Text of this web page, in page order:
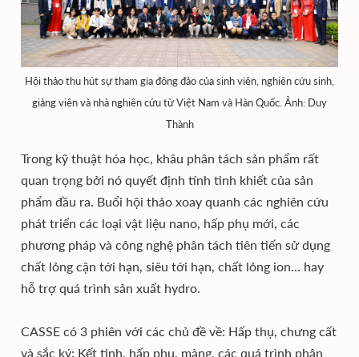
Hội thảo thu hút sự tham gia đông đảo của sinh viên, nghiên cứu sinh,
giảng viên và nhà nghiên cứu từ Việt Nam và Hàn Quốc. Ảnh: Duy
Thành
Trong kỹ thuật hóa học, khâu phân tách sản phẩm rất
quan trọng bởi nó quyết định tính tinh khiết của sản
phẩm đầu ra. Buổi hội thảo xoay quanh các nghiên cứu
phát triển các loại vật liệu nano, hấp phụ mới, các
phương pháp và công nghệ phân tách tiên tiến sử dụng
chất lỏng cận tới hạn, siêu tới hạn, chất lỏng ion… hay
hỗ trợ quá trình sản xuất hydro.
CASSE có 3 phiên với các chủ đề về: Hấp thụ, chưng cất
và sắc ký; Kết tinh, hấp phụ, màng, các quá trình phân